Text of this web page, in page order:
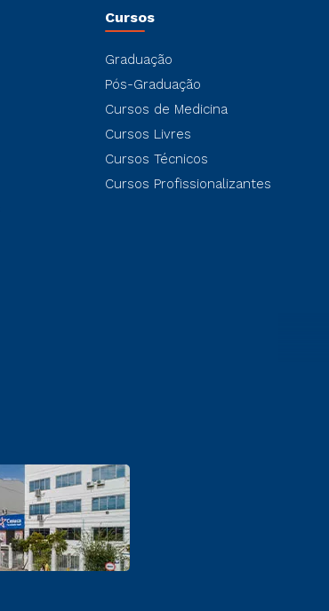
Cursos
Graduação
Pós-Graduação
Cursos de Medicina
Cursos Livres
Cursos Técnicos
Cursos Profissionalizantes